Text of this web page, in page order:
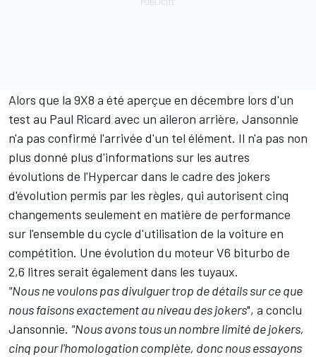
Alors que la 9X8 a été aperçue en décembre lors d'un
test au Paul Ricard avec un aileron arrière, Jansonnie
n'a pas confirmé l'arrivée d'un tel élément. Il n'a pas non
plus donné plus d'informations sur les autres
évolutions de l'Hypercar dans le cadre des jokers
d'évolution permis par les règles, qui autorisent cinq
changements seulement en matière de performance
sur l'ensemble du cycle d'utilisation de la voiture en
compétition. Une évolution du moteur V6 biturbo de
2,6 litres serait également dans les tuyaux.
"Nous ne voulons pas divulguer trop de détails sur ce que
nous faisons exactement au niveau des jokers", a conclu
Jansonnie. "Nous avons tous un nombre limité de jokers,
cinq pour l'homologation complète, donc nous essayons